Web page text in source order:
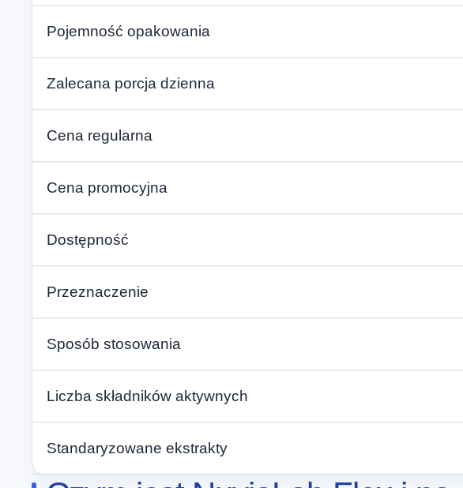
Pojemność opakowania
Zalecana porcja dzienna
Cena regularna
Cena promocyjna
Dostępność
Przeznaczenie
Sposób stosowania
Liczba składników aktywnych
Standaryzowane ekstrakty